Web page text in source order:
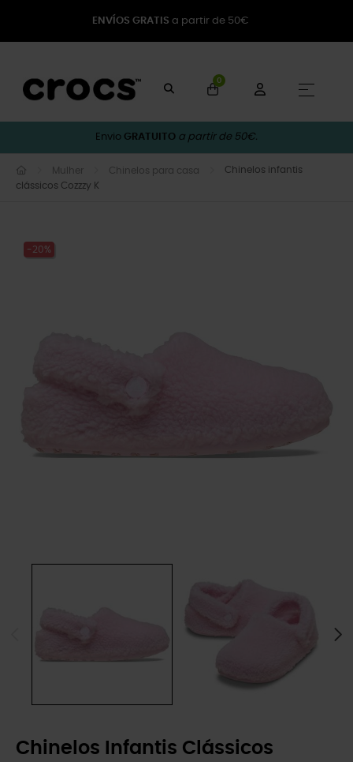
ENVÍOS GRATIS a partir de 50€
0
☰
Envio GRATUITO a partir de 50€.
Mulher Chinelos para casa
Chinelos infantis
clássicos Cozzzy K
-20%
Chinelos Infantis Clássicos